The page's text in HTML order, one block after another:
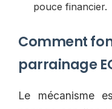
pouce financier.
Comment
parrainage
Le mécanisme